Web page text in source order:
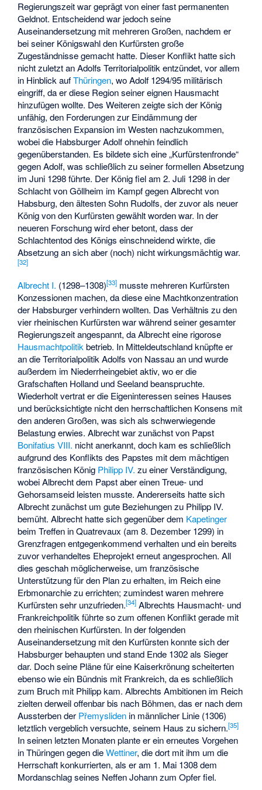
Regierungszeit war geprägt von einer fast permanenten
Geldnot. Entscheidend war jedoch seine
Auseinandersetzung mit mehreren Großen, nachdem er
bei seiner Königswahl den Kurfürsten große
Zugeständnisse gemacht hatte. Dieser Konflikt hatte sich
nicht zuletzt an Adolfs Territorialpolitik entzündet, vor allem
in Hinblick aufThüringen, wo Adolf 1294/95 militärisch
eingriff, da er diese Region seiner eignen Hausmacht
hinzufügen wollte. Des Weiteren zeigte sich der König
unfähig, den Forderungen zur Eindämmung der
französischen Expansion im Westen nachzukommen,
wobei die Habsburger Adolf ohnehin feindlich
gegenüberstanden. Es bildete sich eine „Kurfürstenfronde“
gegen Adolf, was schließlich zu seiner formellen Absetzung
im Juni 1298 führte. Der König fiel am 2. Juli 1298 in der
Schlacht von Göllheim im Kampf gegen Albrecht von
Habsburg, den ältesten Sohn Rudolfs, der zuvor als neuer
König von den Kurfürsten gewählt worden war. In der
neueren Forschung wird eher betont, dass der
Schlachtentod des Königs einschneidend wirkte, die
Absetzung an sich aber (noch) nicht wirkungsmächtig war.
[32]
Albrecht I. (1298–1308)[33] musste mehreren Kurfürsten
Konzessionen machen, da diese eine Machtkonzentration
der Habsburger verhindern wollten. Das Verhältnis zu den
vier rheinischen Kurfürsten war während seiner gesamter
Regierungszeit angespannt, da Albrecht eine rigorose
Hausmachtpolitik betrieb. In Mitteldeutschland knüpfte er
an die Territorialpolitik Adolfs von Nassau an und wurde
außerdem im Niederrheingebiet aktiv, wo er die
Grafschaften Holland und Seeland beanspruchte.
Wiederholt vertrat er die Eigeninteressen seines Hauses
und berücksichtigte nicht den herrschaftlichen Konsens mit
den anderen Großen, was sich als schwerwiegende
Belastung erwies. Albrecht war zunächst von Papst
Bonifatius VIII. nicht anerkannt, doch kam es schließlich
aufgrund des Konflikts des Papstes mit dem mächtigen
französischen König Philipp IV. zu einer Verständigung,
wobei Albrecht dem Papst aber einen Treue- und
Gehorsamseid leisten musste. Andererseits hatte sich
Albrecht zunächst um gute Beziehungen zu Philipp IV.
bemüht. Albrecht hatte sich gegenüber dem Kapetinger
beim Treffen in Quatrevaux (am 8. Dezember 1299) in
Grenzfragen entgegenkommend verhalten und ein bereits
zuvor verhandeltes Eheprojekt erneut angesprochen. All
dies geschah möglicherweise, um französische
Unterstützung für den Plan zu erhalten, im Reich eine
Erbmonarchie zu errichten; zumindest waren mehrere
Kurfürsten sehr unzufrieden.[34] Albrechts Hausmacht- und
Frankreichpolitik führte so zum offenen Konflikt gerade mit
den rheinischen Kurfürsten. In der folgenden
Auseinandersetzung mit den Kurfürsten konnte sich der
Habsburger behaupten und stand Ende 1302 als Sieger
dar. Doch seine Pläne für eine Kaiserkrönung scheiterten
ebenso wie ein Bündnis mit Frankreich, da es schließlich
zum Bruch mit Philipp kam. Albrechts Ambitionen im Reich
zielten derweil offenbar bis nach Böhmen, das er nach dem
Aussterben der Přemysliden in männlicher Linie (1306)
letztlich vergeblich versuchte, seinem Haus zu sichern.[35]
In seinen letzten Monaten plante er ein erneutes Vorgehen
in Thüringen gegen dieWettiner, die dort mit ihm um die
Herrschaft konkurrierten, als er am 1. Mai 1308 dem
Mordanschlag seines Neffen Johann zum Opfer fiel.